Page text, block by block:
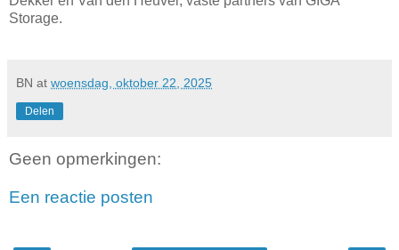
Storage.
BN at woensdag, oktober 22, 2025
Delen
Geen opmerkingen:
Een reactie posten